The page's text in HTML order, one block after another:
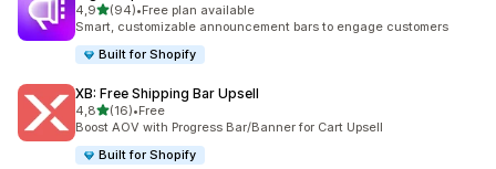
4,9z 5 hvězd
(94)
Celkový počet recenzí: 94
•Free plan available
Smart, customizable announcement bars to engage customers
Built for Shopify
XB: Free Shipping Bar Upsell
4,8z 5 hvězd
(16)
Celkový počet recenzí: 16
•Free
Boost AOV with Progress Bar/Banner for Cart Upsell
Built for Shopify